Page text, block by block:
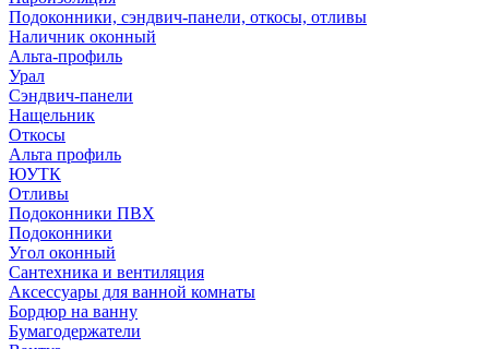
Подоконники, сэндвич-панели, откосы, отливы
Наличник оконный
Альта-профиль
Урал
Сэндвич-панели
Нащельник
Откосы
Альта профиль
ЮУТК
Отливы
Подоконники ПВХ
Подоконники
Угол оконный
Сантехника и вентиляция
Аксессуары для ванной комнаты
Бордюр на ванну
Бумагодержатели